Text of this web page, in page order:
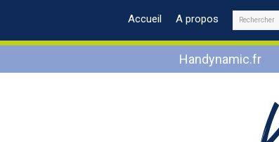
Accueil A propos Rechercher
Handynamic.fr